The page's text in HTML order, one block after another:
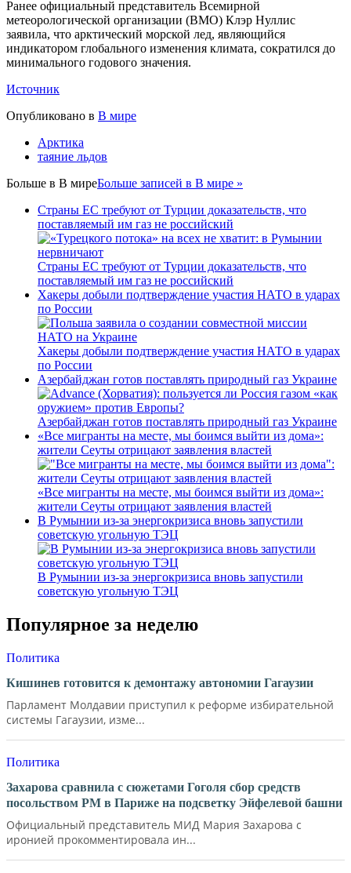
Ранее официальный представитель Всемирной
метеорологической организации (ВМО) Клэр Нуллис
заявила, что арктический морской лед, являющийся
индикатором глобального изменения климата, сократился до
минимального годового значения.
Источник
Опубликовано в В мире
Арктика
таяние льдов
Больше в В миреБольше записей в В мире »
Страны ЕС требуют от Турции доказательств, что
поставляемый им газ не российский
Страны ЕС требуют от Турции доказательств, что
поставляемый им газ не российский
Хакеры добыли подтверждение участия НАТО в ударах
по России
Хакеры добыли подтверждение участия НАТО в ударах
по России
Азербайджан готов поставлять природный газ Украине
Азербайджан готов поставлять природный газ Украине
«Все мигранты на месте, мы боимся выйти из дома»:
жители Сеуты отрицают заявления властей
«Все мигранты на месте, мы боимся выйти из дома»:
жители Сеуты отрицают заявления властей
В Румынии из-за энергокризиса вновь запустили
советскую угольную ТЭЦ
В Румынии из-за энергокризиса вновь запустили
советскую угольную ТЭЦ
Популярное за неделю
Политика
Кишинев готовится к демонтажу автономии Гагаузии
Парламент Молдавии приступил к реформе избирательной
системы Гагаузии, изме...
Политика
Захарова сравнила с сюжетами Гоголя сбор средств
посольством РМ в Париже на подсветку Эйфелевой башни
Официальный представитель МИД Мария Захарова с
иронией прокомментировала ин...